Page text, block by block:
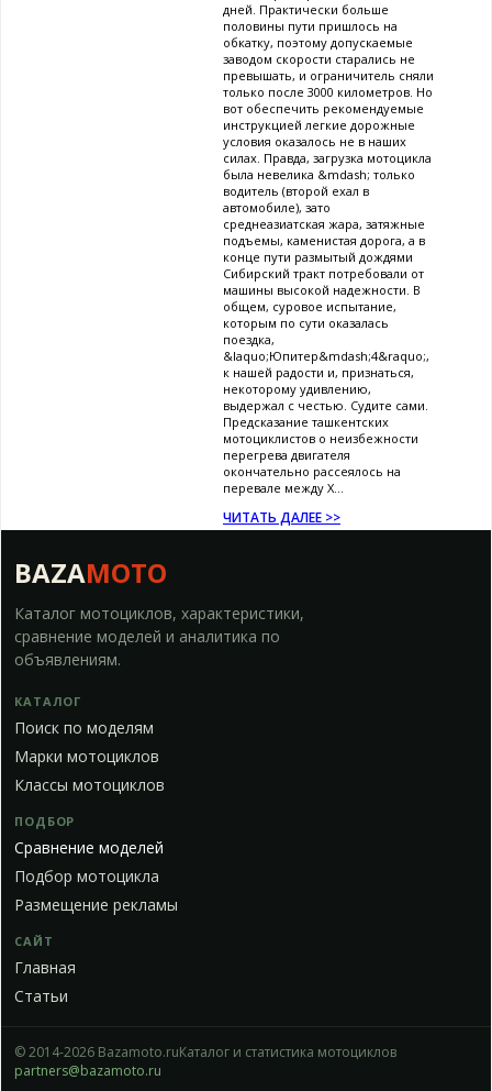
дней. Практически больше
половины пути пришлось на
обкатку, поэтому допускаемые
заводом скорости старались не
превышать, и ограничитель сняли
только после 3000 километров. Но
вот обеспечить рекомендуемые
инструкцией легкие дорожные
условия оказалось не в наших
силах. Правда, загрузка мотоцикла
была невелика &mdash; только
водитель (второй ехал в
автомобиле), зато
среднеазиатская жара, затяжные
подъемы, каменистая дорога, а в
конце пути размытый дождями
Сибирский тракт потребовали от
машины высокой надежности. В
общем, суровое испытание,
которым по сути оказалась
поездка,
&laquo;Юпитер&mdash;4&raquo;,
к нашей радости и, признаться,
некоторому удивлению,
выдержал с честью. Судите сами.
Предсказание ташкентских
мотоциклистов о неизбежности
перегрева двигателя
окончательно рассеялось на
перевале между Х...
ЧИТАТЬ ДАЛЕЕ >>
BAZAMOTO
Каталог мотоциклов, характеристики,
сравнение моделей и аналитика по
объявлениям.
КАТАЛОГ
Поиск по моделям
Марки мотоциклов
Классы мотоциклов
ПОДБОР
Сравнение моделей
Подбор мотоцикла
Размещение рекламы
САЙТ
Главная
Статьи
© 2014-2026 Bazamoto.ruКаталог и статистика мотоциклов
partners@bazamoto.ru